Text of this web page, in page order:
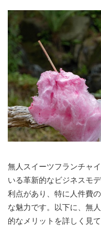
無人スイーツフランチャ
いる革新的なビジネスモ
利点があり、特に人件費
な魅力です。以下に、無
的なメリットを詳しく見